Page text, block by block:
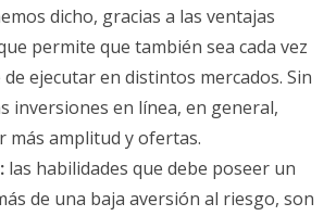
dicho, gracias a las ventajas
permite que también sea cada vez
ejecutar en distintos mercados. Sin
inversiones en línea, en general,
más amplitud y ofertas.
las habilidades que debe poseer un
de una baja aversión al riesgo, son